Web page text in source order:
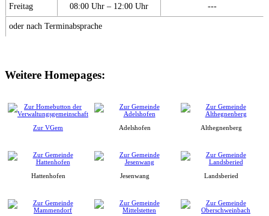
Freitag 08:00 Uhr – 12:00 Uhr ---
oder nach Terminabsprache
Weitere Homepages:
Zur VGem Adelshofen Althegnenberg
Hattenhofen Jesenwang Landsberied